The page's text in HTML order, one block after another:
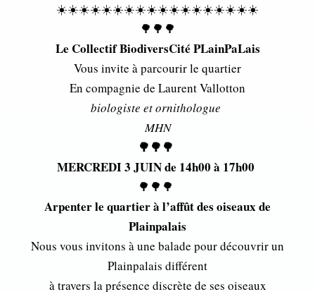
☀️☀️☀️☀️☀️☀️☀️☀️☀️☀️☀️☀️☀️☀️☀️☀️☀️☀️
🌳🌳🌳
Le Collectif BiodiversCité PLainPaLais
Vous invite à parcourir le quartier
En compagnie de Laurent Vallotton
biologiste et ornithologue
MHN
🌳🌳🌳
MERCREDI 3 JUINde 14h00 à 17h00
🌳🌳🌳
Arpenter le quartier à l’affût des oiseaux de
Plainpalais
Nous vous invitons à une balade pour découvrir un
Plainpalais différent
à travers la présence discrète de ses oiseaux